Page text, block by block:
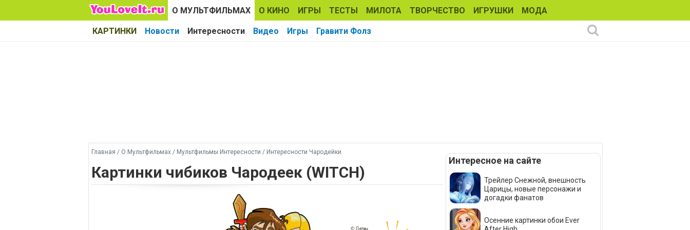
О МУЛЬТФИЛЬМАХ О КИНО ИГРЫ ТЕСТЫ МИЛОТА ТВОРЧЕСТВО ИГРУШКИ МОДА
КАРТИНКИ Новости Интересности Видео Игры Гравити Фолз
Главная / О Мультфильмах / Мультфильмы Интересности / Интересности Чародейки
Картинки чибиков Чародеек (WITCH)
Интересное на сайте
Трейлер Снежной, внешность
Царицы, новые персонажи и
догадки фанатов
Осенние картинки обои Ever